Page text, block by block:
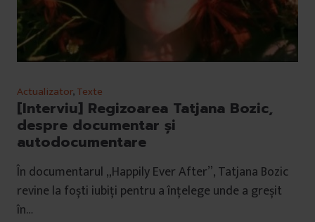
Actualizator,Texte
[Interviu] Regizoarea Tatjana Bozic,
despre documentar și
autodocumentare
În documentarul „Happily Ever After”, Tatjana Bozic
revine la foști iubiți pentru a înțelege unde a greșit
în…